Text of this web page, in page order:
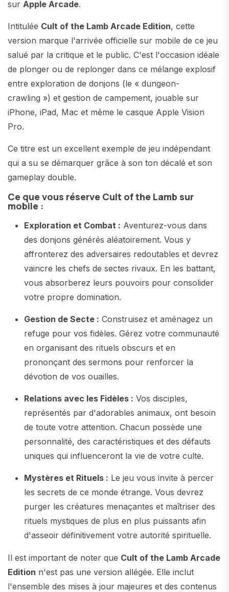
sur Apple Arcade.
Intitulée Cult of the Lamb Arcade Edition, cette
version marque l'arrivée officielle sur mobile de ce jeu
salué par la critique et le public. C'est l'occasion idéale
de plonger ou de replonger dans ce mélange explosif
entre exploration de donjons (le « dungeon-
crawling ») et gestion de campement, jouable sur
iPhone, iPad, Mac et même le casque Apple Vision
Pro.
Ce titre est un excellent exemple de jeu indépendant
qui a su se démarquer grâce à son ton décalé et son
gameplay double.
Ce que vous réserve Cult of the Lamb sur
mobile :
Exploration et Combat : Aventurez-vous dans
des donjons générés aléatoirement. Vous y
affronterez des adversaires redoutables et devrez
vaincre les chefs de sectes rivaux. En les battant,
vous absorberez leurs pouvoirs pour consolider
votre propre domination.
Gestion de Secte : Construisez et aménagez un
refuge pour vos fidèles. Gérez votre communauté
en organisant des rituels obscurs et en
prononçant des sermons pour renforcer la
dévotion de vos ouailles.
Relations avec les Fidèles : Vos disciples,
représentés par d'adorables animaux, ont besoin
de toute votre attention. Chacun possède une
personnalité, des caractéristiques et des défauts
uniques qui influenceront la vie de votre culte.
Mystères et Rituels : Le jeu vous invite à percer
les secrets de ce monde étrange. Vous devrez
purger les créatures menaçantes et maîtriser des
rituels mystiques de plus en plus puissants afin
d'asseoir définitivement votre autorité spirituelle.
Il est important de noter que Cult of the Lamb Arcade
Edition n'est pas une version allégée. Elle inclut
l'ensemble des mises à jour majeures et des contenus